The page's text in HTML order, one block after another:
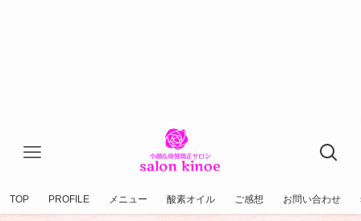
TOP PROFILE メニュー 酸素オイル ご感想 お問い合わせ